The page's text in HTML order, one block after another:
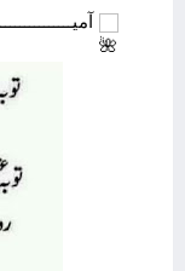
آمیـــــــــــــــــن ثم آمیـــــــــــــــن یا رب العالمین